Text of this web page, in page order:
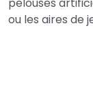
pelouses
ou les aires de